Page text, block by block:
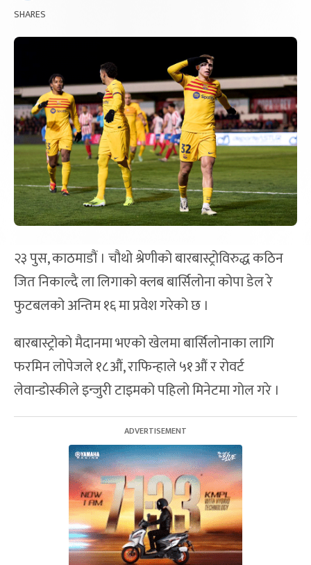
SHARES
२३ पुस, काठमाडौं । चौथो श्रेणीको बारबास्ट्रोविरुद्ध कठिन
जित निकाल्दै ला लिगाको क्लब बार्सिलोना कोपा डेल रे
फुटबलको अन्तिम १६ मा प्रवेश गरेको छ ।
बारबास्ट्रोको मैदानमा भएको खेलमा बार्सिलोनाका लागि
फरमिन लोपेजले १८औं, राफिन्हाले ५१औं र रोवर्ट
लेवान्डोस्कीले इन्जुरी टाइमको पहिलो मिनेटमा गोल गरे ।